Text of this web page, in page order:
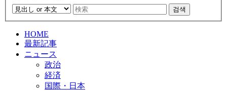
검색
HOME
最新記事
ニュース
政治
経済
国際・日本